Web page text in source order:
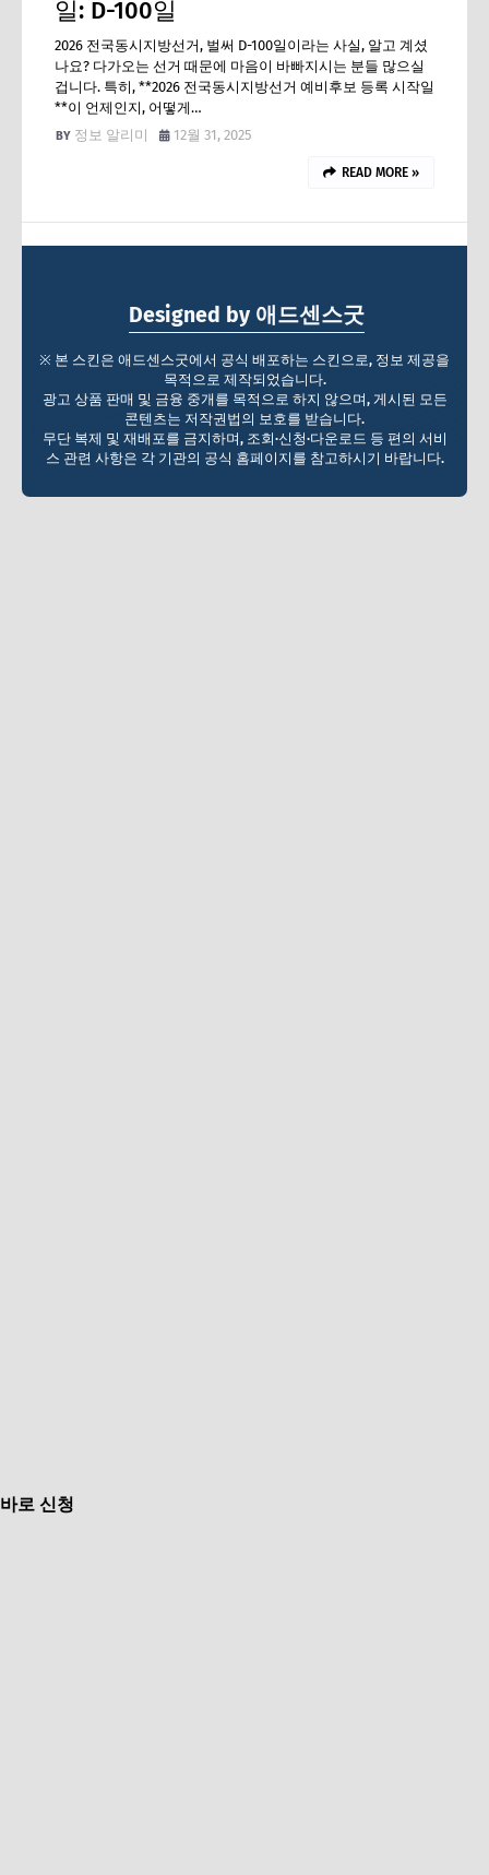
일: D-100일
2026 전국동시지방선거, 벌써 D-100일이라는 사실, 알고 계셨
나요? 다가오는 선거 때문에 마음이 바빠지시는 분들 많으실
겁니다. 특히, **2026 전국동시지방선거 예비후보 등록 시작일
**이 언제인지, 어떻게…
정보 알리미
12월 31, 2025
READ MORE »
Designed by 애드센스굿
※ 본 스킨은 애드센스굿에서 공식 배포하는 스킨으로, 정보 제공을
목적으로 제작되었습니다.
광고 상품 판매 및 금융 중개를 목적으로 하지 않으며, 게시된 모든
콘텐츠는 저작권법의 보호를 받습니다.
무단 복제 및 재배포를 금지하며, 조회·신청·다운로드 등 편의 서비
스 관련 사항은 각 기관의 공식 홈페이지를 참고하시기 바랍니다.
바로 신청